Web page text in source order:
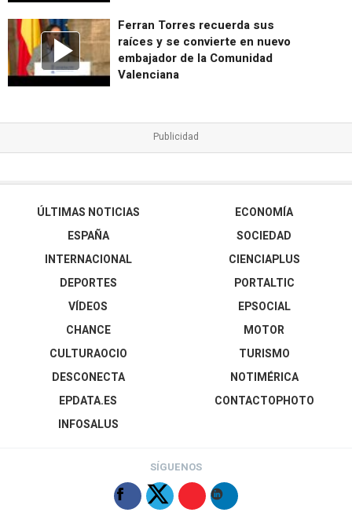
Ferran Torres recuerda sus
raíces y se convierte en nuevo
embajador de la Comunidad
Valenciana
ÚLTIMAS NOTICIAS
ESPAÑA
INTERNACIONAL
DEPORTES
VÍDEOS
ECONOMÍA
SOCIEDAD
CIENCIAPLUS
PORTALTIC
EPSOCIAL
CHANCE
CULTURAOCIO
DESCONECTA
EPDATA.ES
INFOSALUS
MOTOR
TURISMO
NOTIMÉRICA
CONTACTOPHOTO
SÍGUENOS